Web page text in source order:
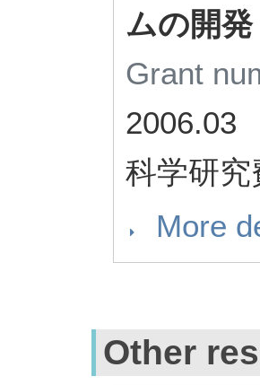
ムの開発
Grant
2006.03
科学研
More
Other